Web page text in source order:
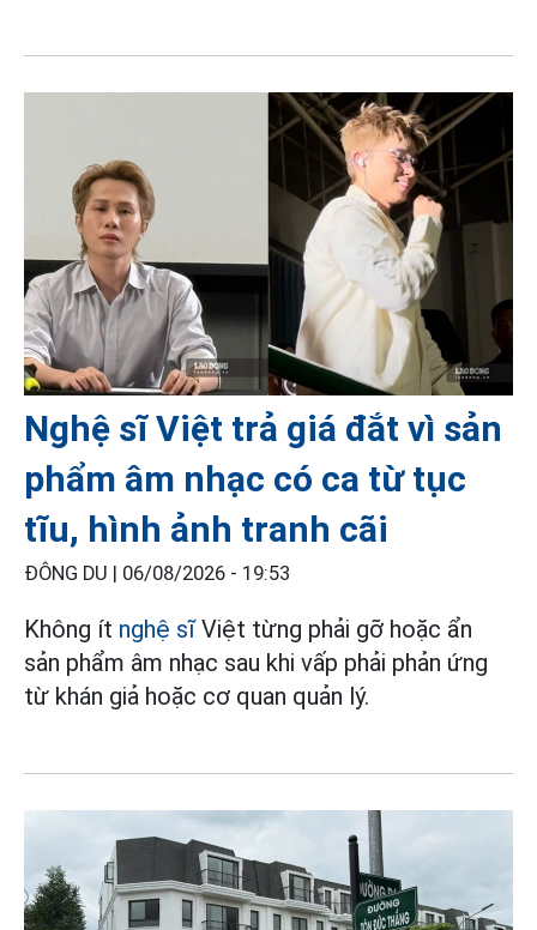
Nghệ sĩ Việt trả giá đắt vì sản
phẩm âm nhạc có ca từ tục
tĩu, hình ảnh tranh cãi
ĐÔNG DU | 06/08/2026 - 19:53
Không ít nghệ sĩViệt từng phải gỡ hoặc ẩn
sản phẩm âm nhạc sau khi vấp phải phản ứng
từ khán giả hoặc cơ quan quản lý.